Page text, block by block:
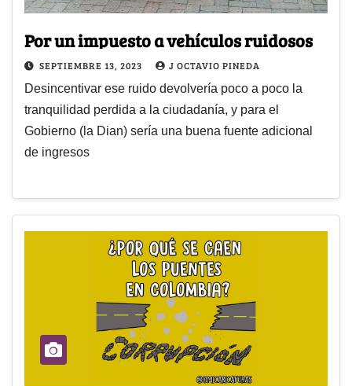
Por un impuesto a vehículos ruidosos
SEPTIEMBRE 13, 2023 J OCTAVIO PINEDA
Desincentivar ese ruido devolvería poco a poco la
tranquilidad perdida a la ciudadanía, y para el
Gobierno (la Dian) sería una buena fuente adicional
de ingresos